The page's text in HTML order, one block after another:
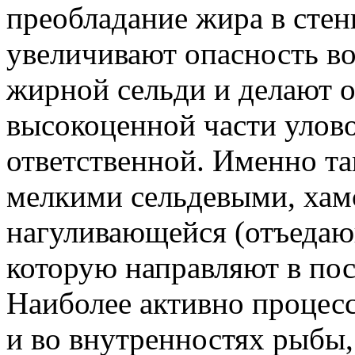
преобладание жира в
увеличивают опасность
жирной сельди и делают
высокоценной части
ответственной. Именно
мелкими сельдевыми,
нагуливающейся
которую направляют в
Наиболее активно
и во внутренностях